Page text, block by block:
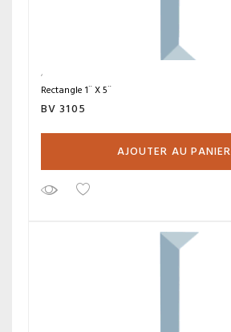
Rectangle 1¨ X 5¨
BV 3105
AJOUTER AU PANIER